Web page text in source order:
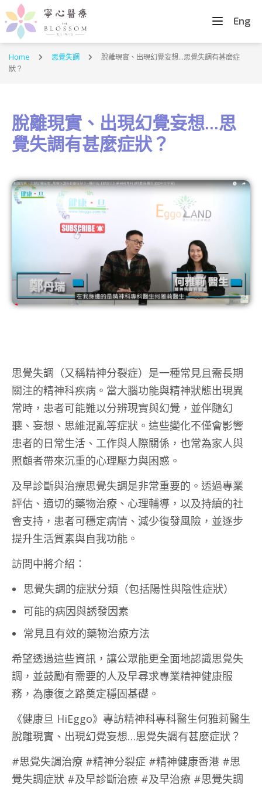
Eng
Home 思覺失調
脫離現實、出現幻覺妄想…思覺失調有甚麼症
狀？
脫離現實、出現幻覺妄想…思
覺失調有甚麼症狀？
思覺失調（又稱精神分裂症）是一種常見且需長期
關注的精神科疾病。當大腦功能與精神狀態出現異
常時，患者可能難以分辨現實與幻覺，並伴隨幻
聽、妄想、思維混亂等症狀。這些變化不僅會影響
患者的日常生活、工作與人際關係，也常為家人與
照顧者帶來沉重的心理壓力與困惑。
及早診斷與治療思覺失調是非常重要的。透過專業
評估、適切的藥物治療、心理輔導，以及持續的社
會支持，患者可穩定病情、減少復發風險，並逐步
提升生活質素與自我功能。
訪問中將介紹：
思覺失調的症狀分類（包括陽性與陰性症狀）
可能的病因與誘發因素
常見且有效的藥物治療方法
希望透過這些資訊，讓公眾能更全面地認識思覺失
調，並鼓勵有需要的人及早尋求專業精神健康服
務，為康復之路奠定穩固基礎。
《健康旦 HiEggo》專訪精神科專科醫生何雅莉醫生
脫離現實、出現幻覺妄想…思覺失調有甚麼症狀？
#思覺失調治療 #精神分裂症 #精神健康香港 #思
覺失調症狀 #及早診斷治療 #及早治療 #思覺失調